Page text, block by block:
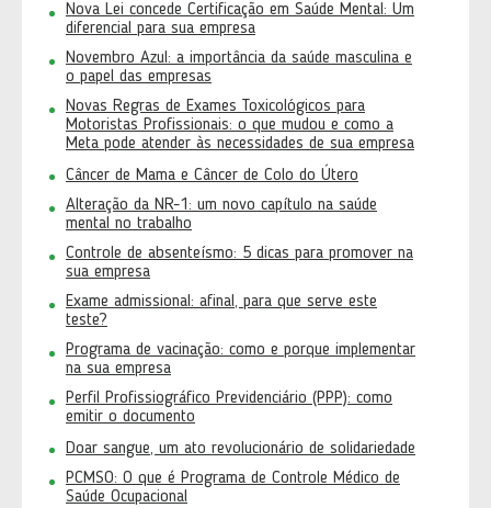
Nova Lei concede Certificação em Saúde Mental: Um
diferencial para sua empresa
Novembro Azul: a importância da saúde masculina e
o papel das empresas
Novas Regras de Exames Toxicológicos para
Motoristas Profissionais: o que mudou e como a
Meta pode atender às necessidades de sua empresa
Câncer de Mama e Câncer de Colo do Útero
Alteração da NR-1: um novo capítulo na saúde
mental no trabalho
Controle de absenteísmo: 5 dicas para promover na
sua empresa
Exame admissional: afinal, para que serve este
teste?
Programa de vacinação: como e porque implementar
na sua empresa
Perfil Profissiográfico Previdenciário (PPP): como
emitir o documento
Doar sangue, um ato revolucionário de solidariedade
PCMSO: O que é Programa de Controle Médico de
Saúde Ocupacional